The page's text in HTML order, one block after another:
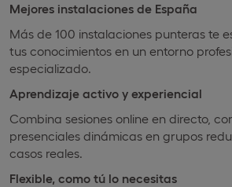
Mejores instalaciones de España
Más de 100 instalaciones punteras te
tus conocimientos en un entorno
especializado.
Aprendizaje activo y experiencial
Combina sesiones online en directo,
presenciales dinámicas en grupos
casos reales.
Flexible, como tú lo necesitas